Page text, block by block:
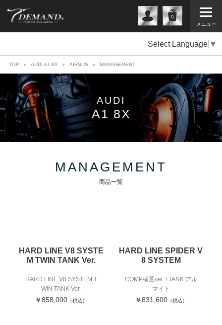
メニュー
0
Select Language ▼
TOP AUDI A1 8X AIRSUS MANAGEMENT
AUDI
A1 8X
MANAGEMENT
商品一覧
HARD LINE V8 SYSTE
M TWIN TANK Ver.
HARD LINE V8 SYSTEM T
WIN TANK Ver.
￥858,000 （税込）
HARD LINE SPIDER V
8 SYSTEM
COMP横置ver. / TANK アル
マイト
￥831,600（税込）